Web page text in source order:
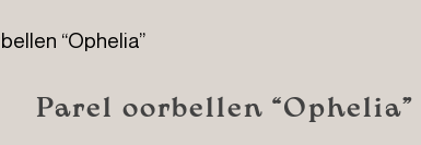
“Ophelia”
Parel oorbellen “Ophelia”